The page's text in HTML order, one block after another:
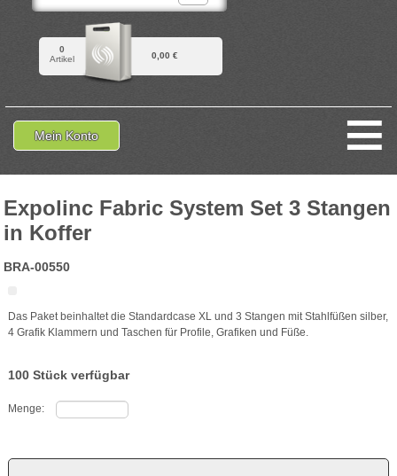
0
Artikel
0,00 €
Mein Konto ≡
Expolinc Fabric System Set 3 Stangen
in Koffer
BRA-00550
Das Paket beinhaltet die Standardcase XL und 3 Stangen mit Stahlfüßen silber,
4 Grafik Klammern und Taschen für Profile, Grafiken und Füße.
100 Stück verfügbar
Menge: